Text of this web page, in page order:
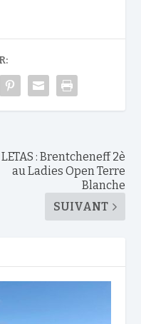
LETAS : Brentcheneff 2è
au Ladies Open Terre
Blanche
SUIVANT